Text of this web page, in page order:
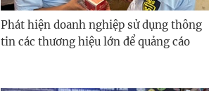
Phát hiện doanh nghiệp sử dụng thông
tin các thương hiệu lớn để quảng cáo